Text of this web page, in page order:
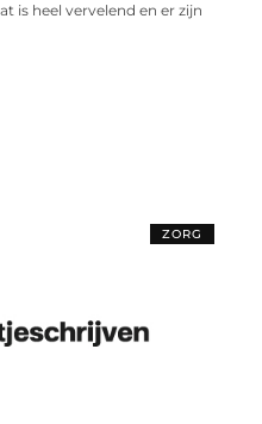
is heel vervelend en er zijn
ZORG